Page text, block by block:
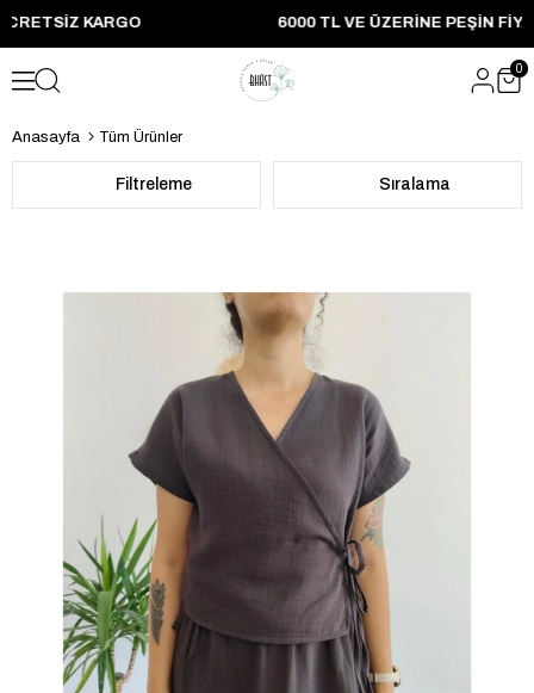
6000 TL VE ÜZERINE PEŞIN FIYATINA 3
0
Anasayfa Tüm Ürünler
Filtreleme Sıralama